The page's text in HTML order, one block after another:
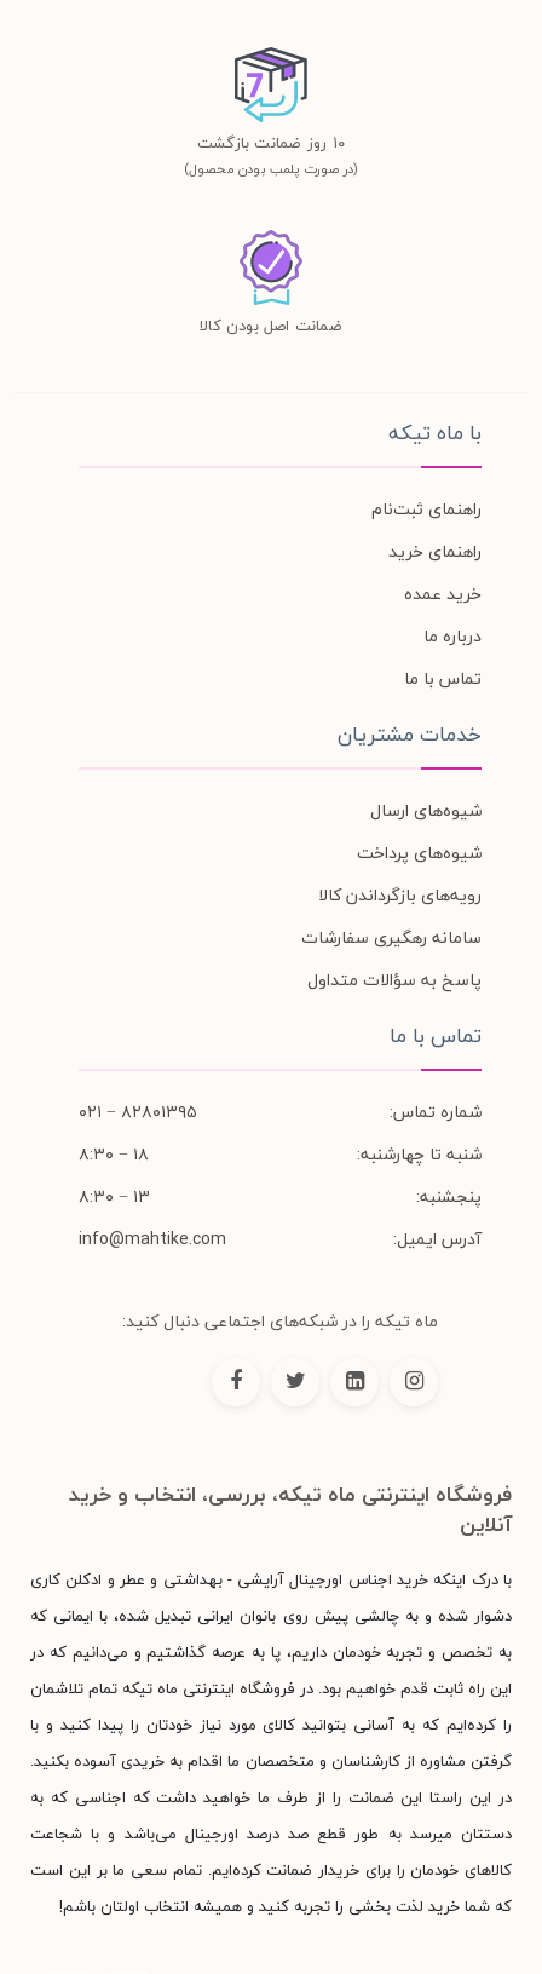
١٠ روز ضمانت بازگشت
(در صورت پلمب بودن محصول)
ضمانت اصل بودن کالا
با ماه تیکه
راهنمای ثبت‌نام
راهنمای خرید
خرید عمده
درباره ما
تماس با ما
خدمات مشتریان
شیوه‌های ارسال
شیوه‌های پرداخت
رویه‌های بازگرداندن کالا
سامانه رهگیری سفارشات
پاسخ به سؤالات متداول
تماس با ما
شماره تماس:
۸۲۸۰۱۳۹۵ − ۰۲۱
شنبه تا چهارشنبه:
۱۸ − ۸:۳۰
پنجشنبه:
۱۳ − ۸:۳۰
آدرس ایمیل:
info@mahtike.com
ماه تیکه را در شبکه‌های اجتماعی دنبال کنید:
فروشگاه اینترنتی ماه تیکه، بررسی، انتخاب و خرید
آنلاین
با درک اینکه خرید اجناس اورجینال آرایشی - بهداشتی و عطر و ادکلن کاری
دشوار شده و به چالشی پیش روی بانوان ایرانی تبدیل شده، با ایمانی که
به تخصص و تجربه خودمان داریم، پا به عرصه گذاشتیم و می‌دانیم که در
این راه ثابت قدم خواهیم بود. در فروشگاه اینترنتی ماه تیکه تمام تلاشمان
را کرده‌ایم که به آسانی بتوانید کالای مورد نیاز خودتان را پیدا کنید و با
گرفتن مشاوره از کارشناسان و متخصصان ما اقدام به خریدی آسوده بکنید.
در این راستا این ضمانت را از طرف ما خواهید داشت که اجناسی که به
دستتان میرسد به طور قطع صد درصد اورجینال می‌باشد و با شجاعت
کالاهای خودمان را برای خریدار ضمانت کرده‌ایم. تمام سعی ما بر این است
که شما خرید لذت بخشی را تجربه کنید و همیشه انتخاب اولتان باشم!